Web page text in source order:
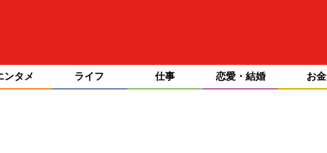
ンタメ ライフ 仕事 恋愛・結婚 お金